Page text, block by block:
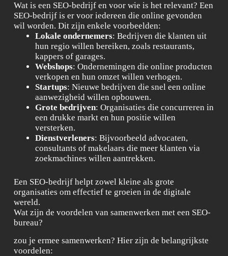
Wat is een SEO-bedrijf en voor wie is het relevant? Een
SEO-bedrijf is er voor iedereen die online gevonden
wil worden. Dit zijn enkele voorbeelden:
Lokale ondernemers: Bedrijven die klanten uit
hun regio willen bereiken, zoals restaurants,
kappers of garages.
Webshops: Ondernemingen die online producten
verkopen en hun omzet willen verhogen.
Startups: Nieuwe bedrijven die snel een online
aanwezigheid willen opbouwen.
Grote bedrijven: Organisaties die concurreren in
een drukke markt en hun positie willen
versterken.
Dienstverleners: Bijvoorbeeld advocaten,
consultants of makelaars die meer klanten via
zoekmachines willen aantrekken.
Een SEO-bedrijf helpt zowel kleine als grote
organisaties om effectief te groeien in de digitale
wereld.
Wat zijn de voordelen van samenwerken met een SEO-
bureau?
zou je ermee samenwerken? Hier zijn de belangrijkste
voordelen: